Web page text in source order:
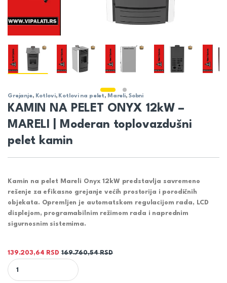
Grejanje, Kotlovi, Kotlovi na pelet, Mareli, Sobni
KAMIN NA PELET ONYX 12kW –
MARELI | Moderan toplovazdušni
pelet kamin
Kamin na pelet Mareli Onyx 12kW predstavlja savremeno
rešenje za efikasno grejanje većih prostorija i porodičnih
objekata. Opremljen je automatskom regulacijom rada, LCD
displejom, programabilnim režimom rada i naprednim
sigurnosnim sistemima.
139.203,64 RSD 169.760,54RSD
KAMIN NA PELET ONYX 12kW - MARELI | Moderan